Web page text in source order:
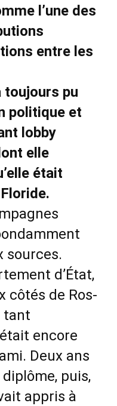
l’une des
entre les
toujours pu
politique et
lobby
elle
était
sources.
d’État,
côtés de Ros-
tant
encore
Deux ans
puis,
appris à